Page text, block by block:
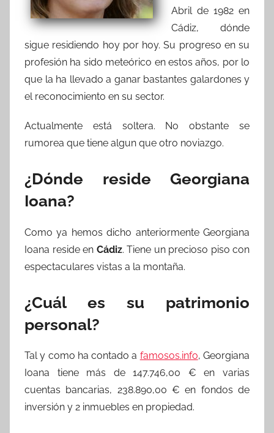
Abril de 1982 en
Cádiz, dónde
sigue residiendo hoy por hoy. Su progreso en su
profesión ha sido meteórico en estos años, por lo
que la ha llevado a ganar bastantes galardones y
el reconocimiento en su sector.
Actualmente está soltera. No obstante se
rumorea que tiene algun que otro noviazgo.
¿Dónde reside Georgiana
Ioana?
Como ya hemos dicho anteriormente Georgiana
Ioana reside en Cádiz. Tiene un precioso piso con
espectaculares vistas a la montaña.
¿Cuál es su patrimonio
personal?
Tal y como ha contado a famosos.info, Georgiana
Ioana tiene más de 147.746,00 € en varias
cuentas bancarias, 238.890,00 € en fondos de
inversión y 2 inmuebles en propiedad.